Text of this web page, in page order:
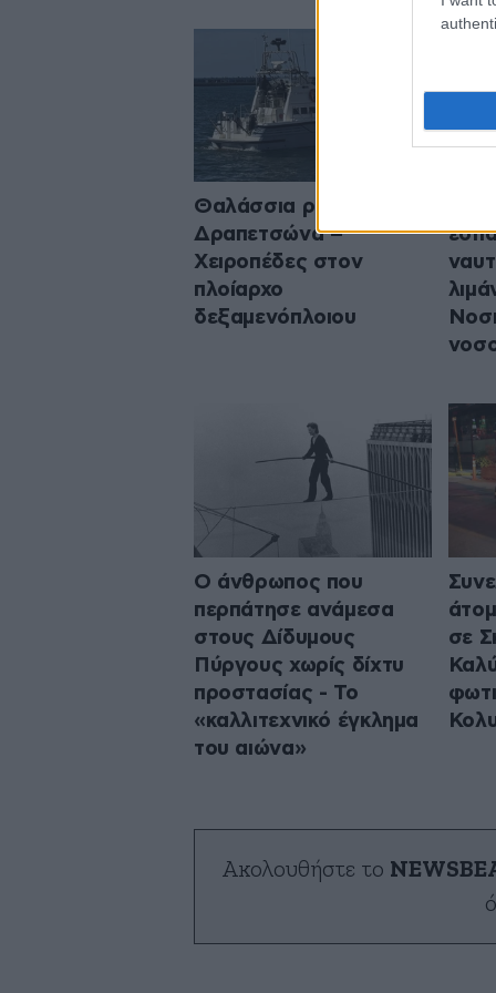
Θαλάσσια ρύπανση στη
Δραπετσώνα –
Χειροπέδες στον
πλοίαρχο
δεξαμενόπλοιου
Ο άνθρωπος που
περπάτησε ανάμεσα
στους Δίδυμους
Πύργους χωρίς δίχτυ
προστασίας - Το
«καλλιτεχνικό έγκλημα
του αιώνα»
σε
Ακολουθήστε το